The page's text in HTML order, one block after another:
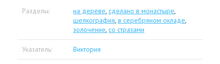
Разделы: на дереве, сделано в монастыре,
шелкография, в серебряном окладе,
золочение, со стразами
Указатель: Виктория